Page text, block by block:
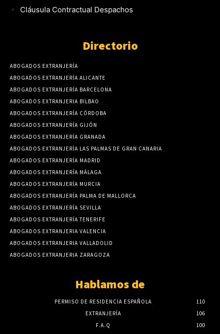
Cláusula Contractual Despachos
Directorio
ABOGADOS EXTRANJERÍA
ABOGADOS EXTRANJERÍA ALICANTE
ABOGADOS EXTRANJERÍA BARCELONA
ABOGADOS EXTRANJERIA BILBAO
ABOGADOS EXTRANJERÍA CÓRDOBA
ABOGADOS EXTRANJERÍA GIJÓN
ABOGADOS EXTRANJERÍA GRANADA
ABOGADOS EXTRANJERÍA LAS PALMAS DE GRAN CANARIA
ABOGADOS EXTRANJERÍA MADRID
ABOGADOS EXTRANJERÍA MÁLAGA
ABOGADOS EXTRANJERÍA MURCIA
ABOGADOS EXTRANJERÍA PALMA DE MALLORCA
ABOGADOS EXTRANJERÍA SEVILLA
ABOGADOS EXTRANJERÍA TENERIFE
ABOGADOS EXTRANJERIA VALENCIA
ABOGADOS EXTRANJERIA VALLADOLID
ABOGADOS EXTRANJERIA ZARAGOZA
Hablamos de
PERMISO DE RESIDENCIA ESPAÑOLA
110
EXTRANJERÍA
106
F.A.Q
100